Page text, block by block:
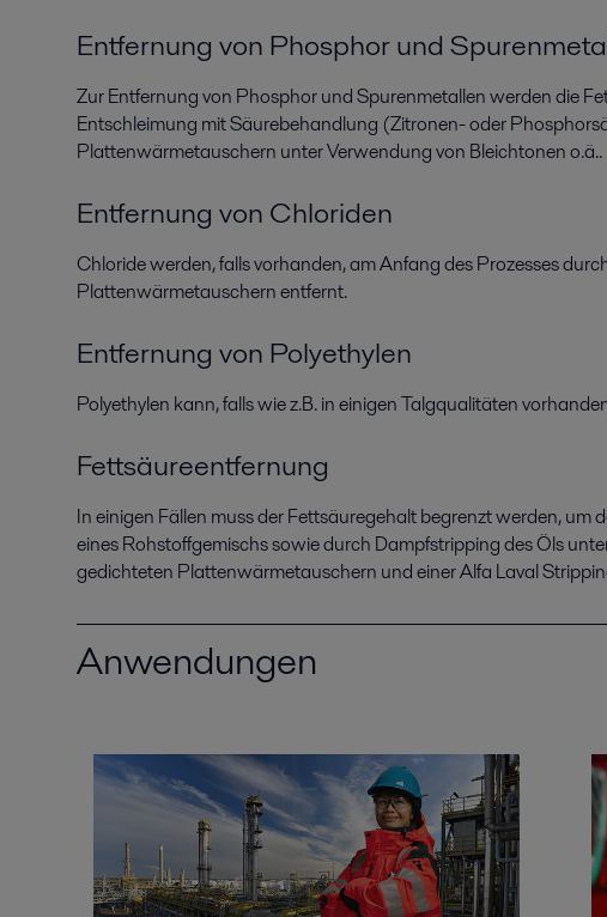
Entfernung von Phosphor und
Zur Entfernung von Phosphor und Spurenmetallen werden die
Entschleimung mit Säurebehandlung (Zitronen- oder
Plattenwärmetauschern unter Verwendung von Bleichtonen o.ä..
Entfernung von Chloriden
Chloride werden, falls vorhanden, am Anfang des Prozesses
Plattenwärmetauschern entfernt.
Entfernung von Polyethylen
Polyethylen kann, falls wie z.B. in einigen Talgqualitäten
Fettsäureentfernung
In einigen Fällen muss der Fettsäuregehalt begrenzt werden, um
eines Rohstoffgemischs sowie durch Dampfstripping des Öls
gedichteten Plattenwärmetauschern und einer Alfa Laval
Anwendungen